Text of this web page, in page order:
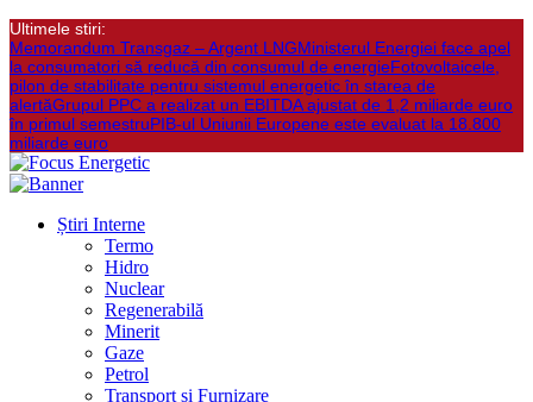
Ultimele stiri:
Memorandum Transgaz – Argent LNGMinisterul Energiei face apel
la consumatori să reducă din consumul de energieFotovoltaicele,
pilon de stabilitate pentru sistemul energetic în starea de
alertăGrupul PPC a realizat un EBITDA ajustat de 1,2 miliarde euro
în primul semestruPIB-ul Uniunii Europene este evaluat la 18.800
miliarde euro
Știri Interne
Termo
Hidro
Nuclear
Regenerabilă
Minerit
Gaze
Petrol
Transport și Furnizare